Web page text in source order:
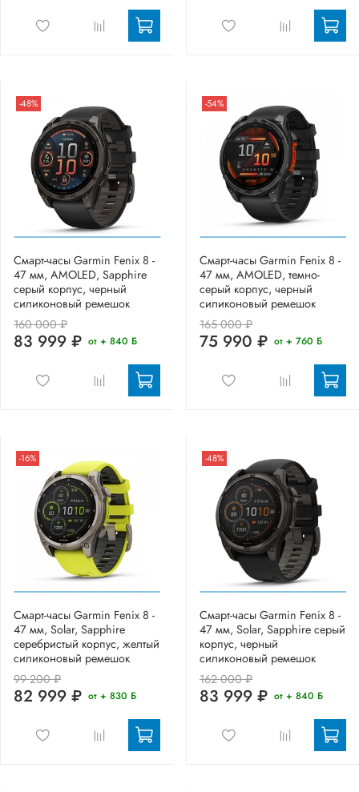
-48%
Смарт-часы Garmin Fenix 8 -
47 мм, AMOLED, Sapphire
серый корпус, черный
силиконовый ремешок
160 000 ₽
83 999 ₽ от + 840 Б
-54%
Смарт-часы Garmin Fenix 8 -
47 мм, AMOLED, темно-
серый корпус, черный
силиконовый ремешок
165 000 ₽
75 990 ₽ от + 760 Б
-16%
Смарт-часы Garmin Fenix 8 -
47 мм, Solar, Sapphire
серебристый корпус, желтый
силиконовый ремешок
99 200 ₽
82 999 ₽ от + 830 Б
-48%
Смарт-часы Garmin Fenix 8 -
47 мм, Solar, Sapphire серый
корпус, черный
силиконовый ремешок
162 000 ₽
83 999 ₽ от + 840 Б